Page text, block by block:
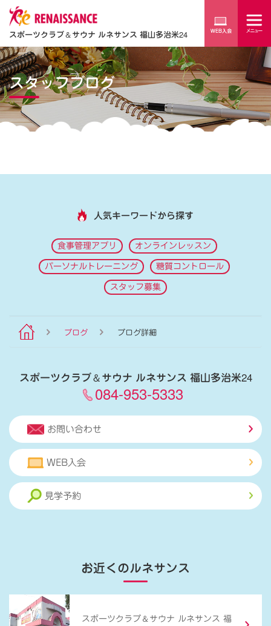
スポーツクラブ＆サウナ ルネサンス 福山多治米24
スタッフブログ
人気キーワードから探す
食事管理アプリ オンラインレッスン
パーソナルトレーニング 糖質コントロール
スタッフ募集
ブログ ブログ詳細
スポーツクラブ＆サウナ ルネサンス 福山多治米24
084-953-5333
お問い合わせ
WEB入会
見学予約
お近くのルネサンス
スポーツクラブ ＆ サウナ ルネサンス 福